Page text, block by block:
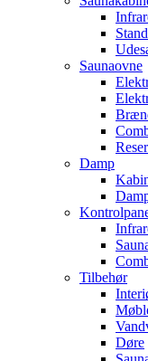
Saunaovne
Damp
Tilbehør
Døre